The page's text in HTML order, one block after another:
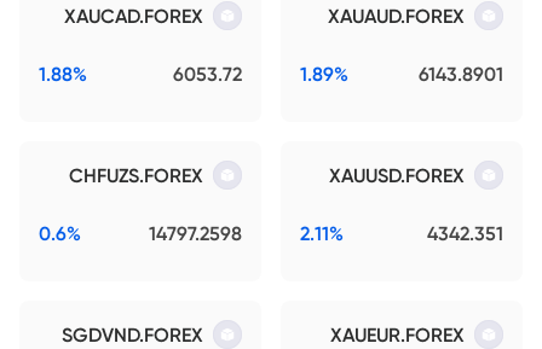
XAUAUD.FOREX
6143.8901
1.89%
XAUCAD.FOREX
6053.72
1.88%
XAUUSD.FOREX
4342.351
2.11%
CHFUZS.FOREX
14797.2598
0.6%
XAUEUR.FOREX
SGDVND.FOREX